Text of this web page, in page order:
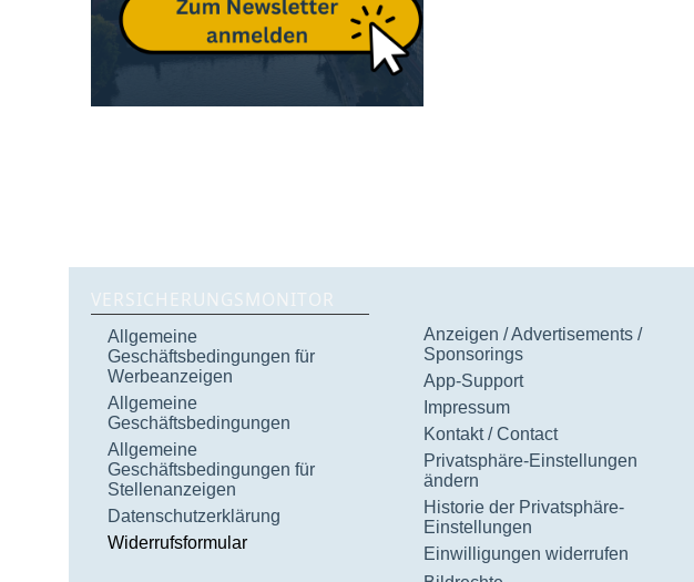
VERSICHERUNGSMONITOR
Allgemeine
Geschäftsbedingungen für
Werbeanzeigen
Allgemeine
Geschäftsbedingungen
Allgemeine
Geschäftsbedingungen für
Stellenanzeigen
Datenschutzerklärung
Widerrufsformular
Anzeigen / Advertisements /
Sponsorings
App-Support
Impressum
Kontakt / Contact
Privatsphäre-Einstellungen
ändern
Historie der Privatsphäre-
Einstellungen
Einwilligungen widerrufen